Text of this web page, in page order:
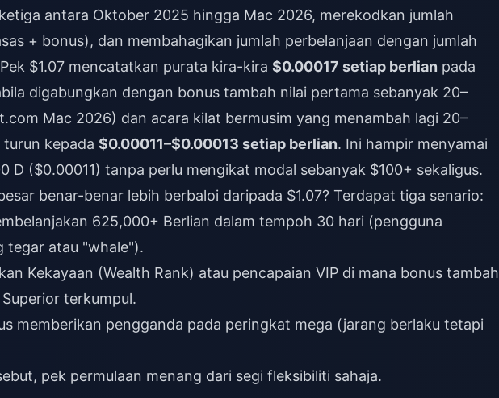
antara Oktober 2025 hingga Mac 2026, merekodkan jumlah
+ bonus), dan membahagikan jumlah perbelanjaan dengan jumlah
$1.07 mencatatkan purata kira-kira $0.00017 setiap berlian pada
digabungkan dengan bonus tambah nilai pertama sebanyak 20–
Mac 2026) dan acara kilat bermusim yang menambah lagi 20–
kepada $0.00011–$0.00013 setiap berlian. Ini hampir menyamai
D ($0.00011) tanpa perlu mengikat modal sebanyak $100+ sekaligus.
benar-benar lebih berbaloi daripada $1.07? Terdapat tiga senario:
625,000+ Berlian dalam tempoh 30 hari (pengguna
tegar atau "whale").
Kekayaan (Wealth Rank) atau pencapaian VIP di mana bonus tambah
terkumpul.
memberikan pengganda pada peringkat mega (jarang berlaku tetapi
pek permulaan menang dari segi fleksibiliti sahaja.